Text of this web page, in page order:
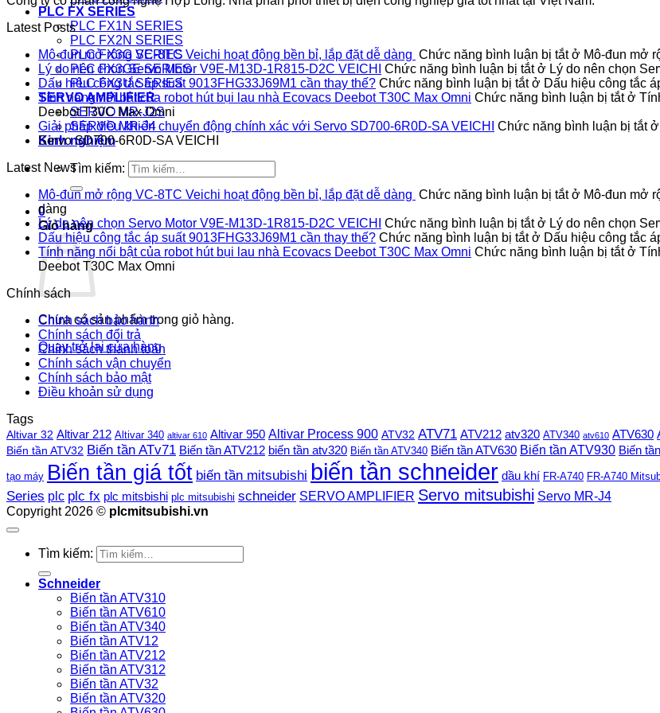
PLC FX SERIES
PLC FX1N SERIES
PLC FX2N SERIES
PLC FX3G SERIES
PLC FX3GE SERIES
PLC FX3U SERIES
SERVO AMPLIFIER
SERVO MR-J2S
SERVO MR-J4
Kinh nghiệm
Tìm kiếm:
0
Giỏ hàng
Chưa có sản phẩm trong giỏ hàng.
Quay trở lại cửa hàng
Latest Posts
Mô-đun mở rộng VC-8TC Veichi hoạt động bền bỉ, lắp đặt dễ dàng Chức năng bình luận bị tắtở Mô-đun mở
Lý do nên chọn Servo Motor V9E-M13D-1R815-D2C VEICHI
Chức năng bình luận bị tắtở Lý do nên chọn
Dấu hiệu công tắc áp suất 9013FHG33J69M1 cần thay thế? Chức năng bình luận bị tắtở Dấu hiệu công tắc
Tính năng nổi bật của robot hút bụi lau nhà Ecovacs Deebot T30C Max Omni Chức năng bình luận bị tắtở
Deebot T30C Max Omni
Giải pháp điều khiển chuyển động chính xác với Servo SD700-6R0D-SA VEICHI
Chức năng bình luận bị tắtở
Servo SD700-6R0D-SA VEICHI
Latest News
Mô-đun mở rộng VC-8TC Veichi hoạt động bền bỉ, lắp đặt dễ dàng Chức năng bình luận bị tắtở Mô-đun mở
dàng
Lý do nên chọn Servo Motor V9E-M13D-1R815-D2C VEICHI
Chức năng bình luận bị tắtở Lý do nên chọn
Dấu hiệu công tắc áp suất 9013FHG33J69M1 cần thay thế? Chức năng bình luận bị tắtở Dấu hiệu công tắc
Tính năng nổi bật của robot hút bụi lau nhà Ecovacs Deebot T30C Max Omni Chức năng bình luận bị tắtở
Deebot T30C Max Omni
Chính sách
Chính sách bảo hành
Chính sách đổi trả
Chính sách thanh toán
Chính sách vận chuyển
Chính sách bảo mật
Điều khoản sử dụng
Tags
Altivar 32 Altivar 212 Altivar 340 altivar 610 Altivar 950 Altivar Process 900 ATV32 ATV71 ATV212 atv320 ATV340 atv610 ATV630
Biến tần ATV32 Biến tần ATv71 Biến tần ATV212 biến tần atv320 Biến tần ATV340 Biến tần ATV630 Biến tần ATV930 Biến
tạo máy Biến tần giá tốt biến tần mitsubishi biến tần schneider dầu khí FR-A740 FR-A740
Series plc plc fx plc mitsbishi plc mitsubishi schneider SERVO AMPLIFIER Servo mitsubishi Servo MR-J4
Copyright 2026 © plcmitsubishi.vn
Tìm kiếm:
Schneider
Biến tần ATV310
Biến tần ATV610
Biến tần ATV340
Biến tần ATV12
Biến tần ATV212
Biến tần ATV312
Biến tần ATV32
Biến tần ATV320